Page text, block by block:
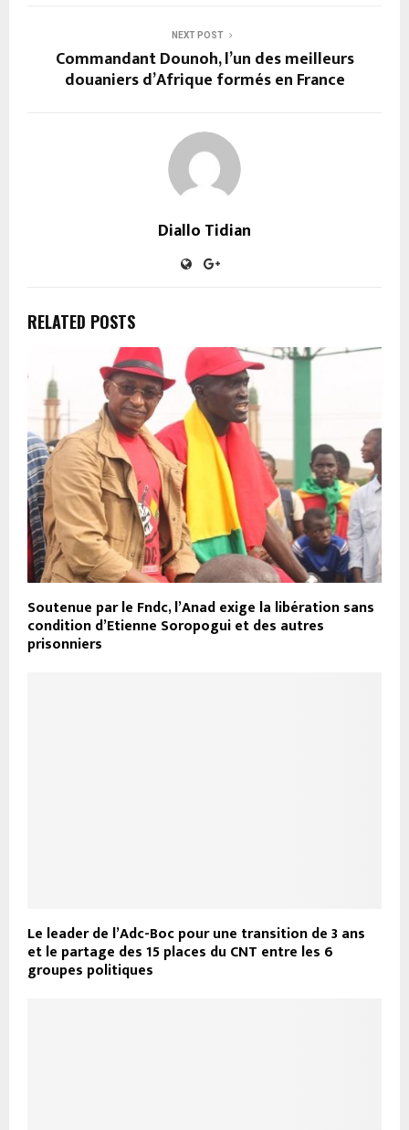
NEXT POST
Commandant Dounoh, l’un des meilleurs
douaniers d’Afrique formés en France
Diallo Tidian
RELATED POSTS
Soutenue par le Fndc, l’Anad exige la libération sans
condition d’Etienne Soropogui et des autres
prisonniers
Le leader de l’Adc-Boc pour une transition de 3 ans
et le partage des 15 places du CNT entre les 6
groupes politiques